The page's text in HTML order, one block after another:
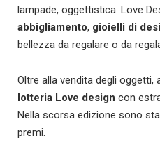
lampade, oggettistica. Love
abbigliamento, gioielli di
bellezza da regalare o da
Oltre alla vendita degli oggetti,
lotteria Love design con
Nella scorsa edizione sono
premi.